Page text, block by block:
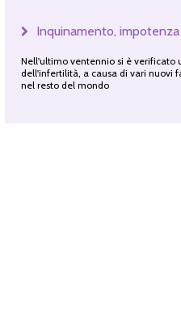
Inquinamento,
Nell'ultimo ventennio si è verificato
dell'infertilità, a causa di vari nuovi
nel resto del mondo